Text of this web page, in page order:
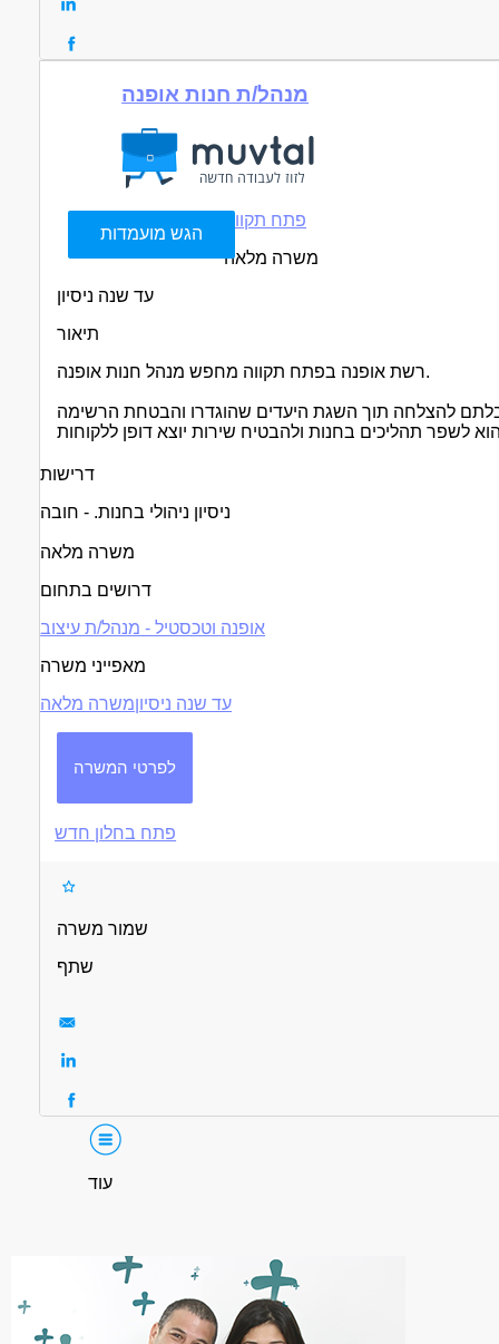
מנהל/ת חנות אופנה
הגש מועמדות
פתח תקווה
משרה מלאה
עד שנה ניסיון
תיאור
רשת אופנה בפתח תקווה מחפש מנהל חנות אופנה.
להצלחה תוך השגת היעדים שהוגדרו והבטחת הרשימה
דרישות
ניסיון ניהולי בחנות. - חובה
משרה מלאה
דרושים בתחום
אופנה וטכסטיל - מנהל/ת עיצוב
מאפייני משרה
עד שנה ניסיוןמשרה מלאה
לפרטי המשרה
פתח בחלון חדש
שמור משרה
שתף
עוד